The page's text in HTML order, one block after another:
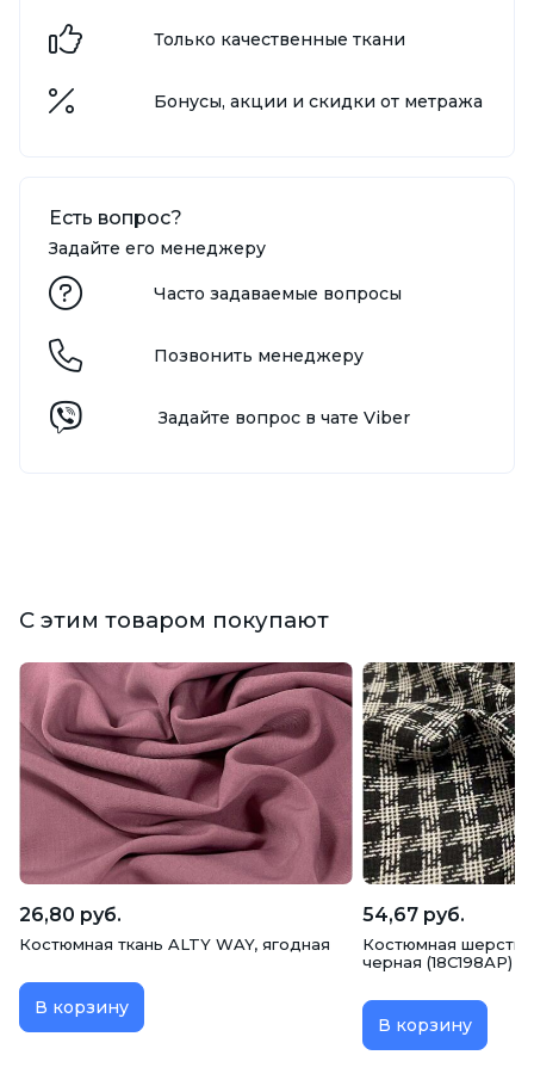
Только качественные ткани
Бонусы, акции и скидки от метража
Есть вопрос?
Задайте его менеджеру
Часто задаваемые вопросы
Позвонить менеджеру
Задайте вопрос в чате Viber
С этим товаром покупают
26,80 руб.
Костюмная ткань ALTY WAY, ягодная
В корзину
54,67 руб.
Костюмная шерсть,
черная (18С198АР)
В корзину